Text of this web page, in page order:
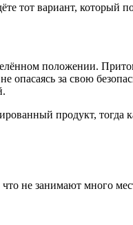
тот вариант, который
положении.
опасаясь за свою
продукт, тогда
не занимают много